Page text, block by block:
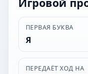
Игровой
ПЕРВАЯ БУКВА
Я
ПЕРЕДАЁТ ХОД НА